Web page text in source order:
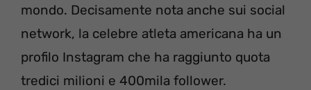
mondo. Decisamente nota anche sui social
network, la celebre atleta americana ha un
profilo Instagram che ha raggiunto quota
tredici milioni e 400mila follower.